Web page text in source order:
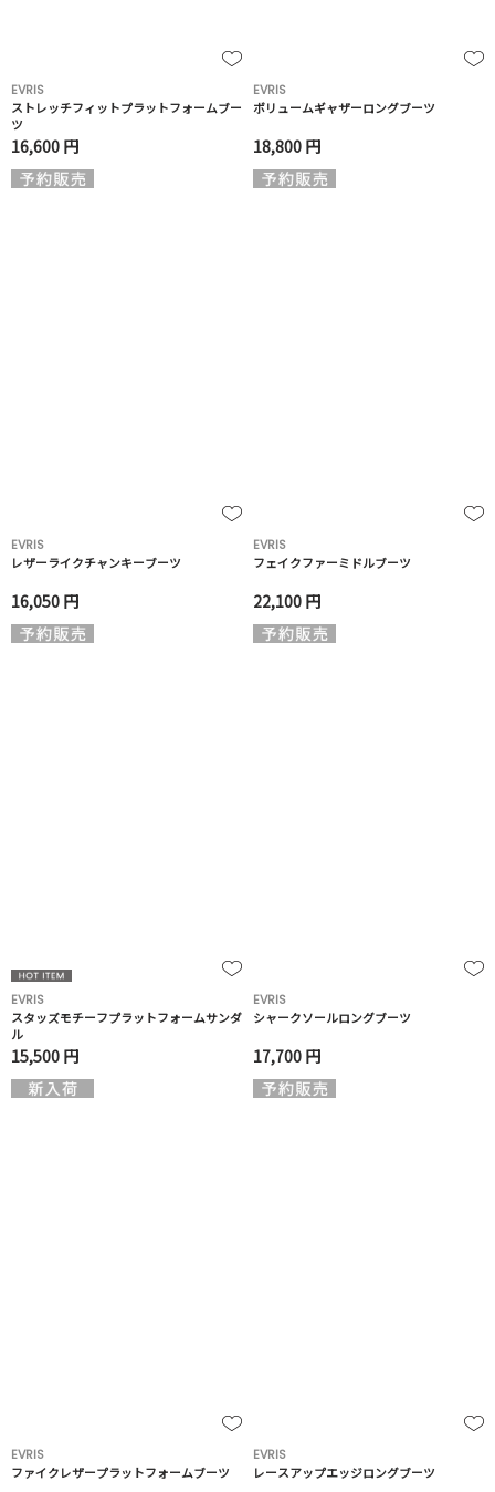
EVRIS
ストレッチフィットプラットフォームブー
ツ
16,600 円
EVRIS
ボリュームギャザーロングブーツ
18,800 円
EVRIS
レザーライクチャンキーブーツ
16,050 円
EVRIS
フェイクファーミドルブーツ
22,100 円
EVRIS
スタッズモチーフプラットフォームサンダ
ル
15,500 円
EVRIS
シャークソールロングブーツ
17,700 円
EVRIS
ファイクレザープラットフォームブーツ
EVRIS
レースアップエッジロングブーツ